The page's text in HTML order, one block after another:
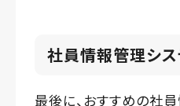
社員情報管理シ
最後に、おすすめの社